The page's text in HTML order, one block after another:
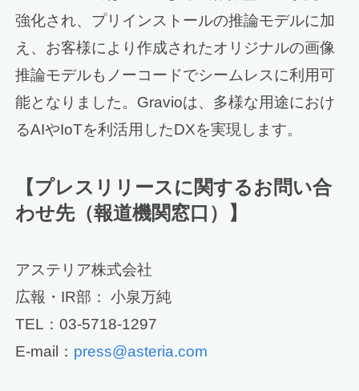
強化され、プリインストールの推論モデルに加
え、お客様により作成されたオリジナルの画像
推論モデルもノーコードでシームレスに利用可
能となりました。Gravioは、多様な用途におけ
るAIやIoTを利活用したDXを実現します。
【プレスリリースに関するお問い合
わせ先（報道機関窓口）】
アステリア株式会社
広報・IR部： 小泉万純
TEL：03-5718-1297
E-mail： press@asteria.com